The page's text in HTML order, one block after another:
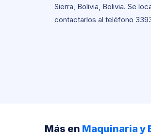
Sierra, Bolivia, Bolivia. Se
contactarlos al teléfono
Más en Maquinaria y